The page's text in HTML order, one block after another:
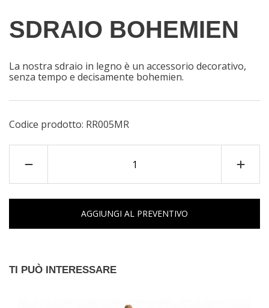
SDRAIO BOHEMIEN
La nostra sdraio in legno è un accessorio decorativo,
senza tempo e decisamente bohemien.
Codice prodotto: RR005MR
AGGIUNGI AL PREVENTIVO
TI PUÒ INTERESSARE